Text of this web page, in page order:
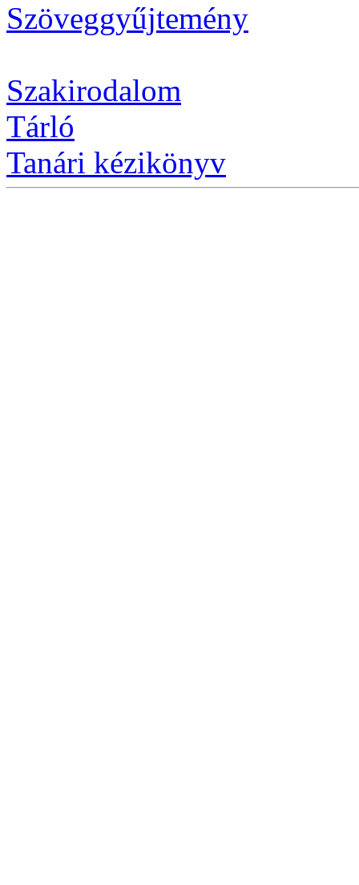
Szöveggyűjtemény
Szakirodalom
Tárló
Tanári kézikönyv